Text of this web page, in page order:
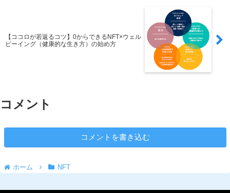
【ココロが若返るコツ】0からできるNFT×ウェル
ビーイング（健康的な生き方）の始め方
コメント
コメントを書き込む
ホーム NFT